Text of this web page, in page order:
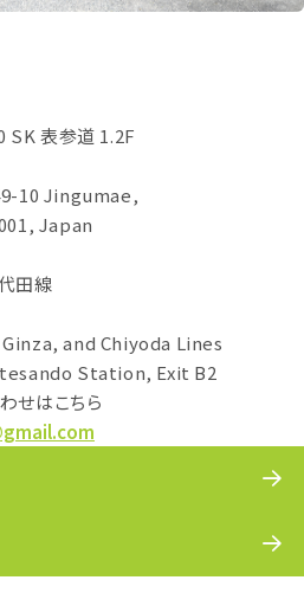
SK 表参道 1.2F
10 Jingumae,
Japan
田線
and Chiyoda Lines
Station, Exit B2
せはこちら